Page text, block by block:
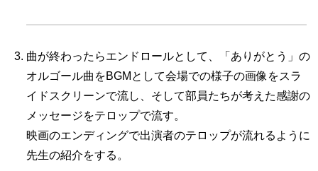
曲が終わったらエンドロールとして、「ありがとう」の
オルゴール曲をBGMとして会場での様子の画像をスラ
イドスクリーンで流し、そして部員たちが考えた感謝の
メッセージをテロップで流す。
映画のエンディングで出演者のテロップが流れるように
先生の紹介をする。